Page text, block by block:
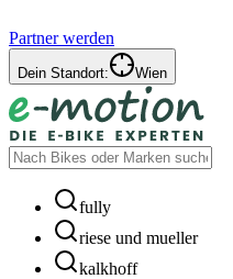
Partner werden
Dein Standort: Wien
fully
riese und mueller
kalkhoff